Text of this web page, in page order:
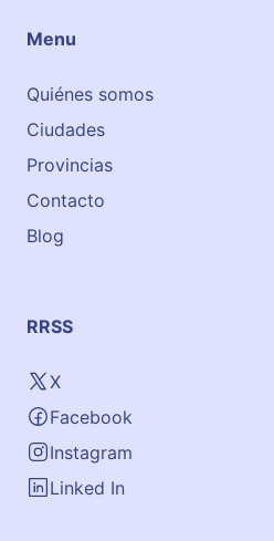
Menu
Quiénes somos
Ciudades
Provincias
Contacto
Blog
RRSS
X
Facebook
Instagram
Linked In